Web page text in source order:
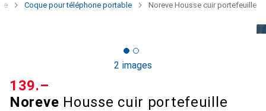
Coque pour téléphone portable Noreve Housse cuir portefeuille
2 images
Noreve Housse cuir portefeuille
CHF
139.–